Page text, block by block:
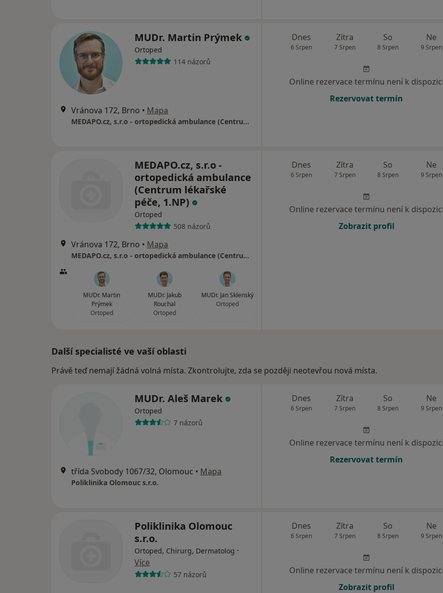
MUDr. Martin Prýmek
Ortoped
114 názorů
Vránova 172, Brno • Mapa
MEDAPO.cz, s.r.o - ortopedická ambulance (Centrum lékařské péče, 1.NP)
Dnes
6 Srpen
Zítra
7 Srpen
So
8 Srpen
Ne
9 Srpen
Online rezervace termínu není k dispozici
Rezervovat termín
MEDAPO.cz, s.r.o -
ortopedická ambulance
(Centrum lékařské
péče, 1.NP)
Ortoped
508 názorů
Vránova 172, Brno • Mapa
MEDAPO.cz, s.r.o - ortopedická ambulance (Centrum lékařské péče, 1.NP)
MUDr. Martin
Prýmek
Ortoped
MUDr. Jakub
Rouchal
Ortoped
MUDr. Jan Sklenský
Ortoped
Dnes
6 Srpen
Zítra
7 Srpen
So
8 Srpen
Ne
9 Srpen
Online rezervace termínu není k dispozici
Zobrazit profil
Další specialisté ve vaší oblasti
Právě teď nemají žádná volná místa. Zkontrolujte, zda se později neotevřou nová místa.
MUDr. Aleš Marek
Ortoped
7 názorů
třída Svobody 1067/32, Olomouc • Mapa
Poliklinika Olomouc s.r.o.
Dnes
6 Srpen
Zítra
7 Srpen
So
8 Srpen
Ne
9 Srpen
Online rezervace termínu není k dispozici
Rezervovat termín
Poliklinika Olomouc
s.r.o.
Ortoped, Chirurg, Dermatolog ·
Více
57 názorů
Dnes
6 Srpen
Zítra
7 Srpen
So
8 Srpen
Ne
9 Srpen
Online rezervace termínu není k dispozici
Zobrazit profil